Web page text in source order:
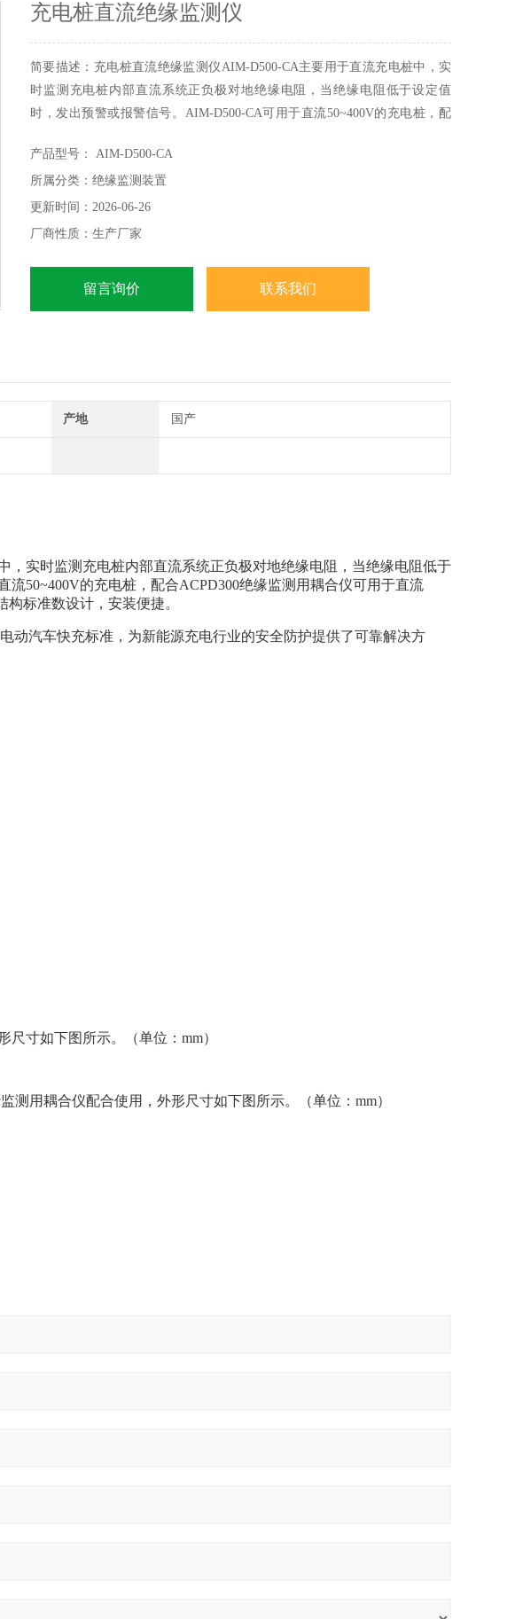
充电桩直流绝缘监测仪
简要描述：充电桩直流绝缘监测仪AIM-D500-CA主要用于直流充电桩中，实
时监测充电桩内部直流系统正负极对地绝缘电阻，当绝缘电阻低于设定值
时，发出预警或报警信号。AIM-D500-CA可用于直流50~400V的充电桩，配
DIN35mm导轨安装，结构标准数设计，安装便捷。
产品型号： AIM-D500-CA
所属分类：绝缘监测装置
更新时间：2026-06-26
厂商性质：生产厂家
留言询价 联系我们
产地 国产
，实时监测充电桩内部直流系统正负极对地绝缘电阻，当绝缘电阻低于
50~400V的充电桩，配合ACPD300绝缘监测用耦合仪可用于直流
标准数设计，安装便捷。
动汽车快充标准，为新能源充电行业的安全防护提供了可靠解决方
寸如下图所示。（单位：mm）
测用耦合仪配合使用，外形尺寸如下图所示。（单位：mm）